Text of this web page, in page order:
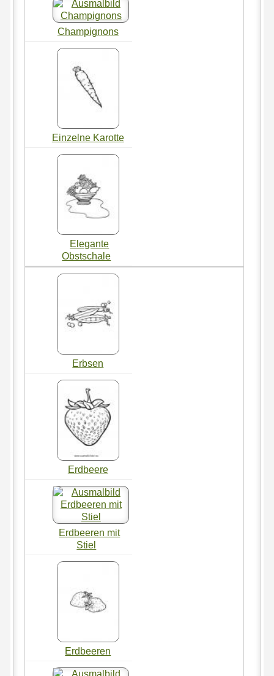
Champignons
Einzelne Karotte
Elegante
Obstschale
Erbsen
Erdbeere
Erdbeeren mit
Stiel
Erdbeeren